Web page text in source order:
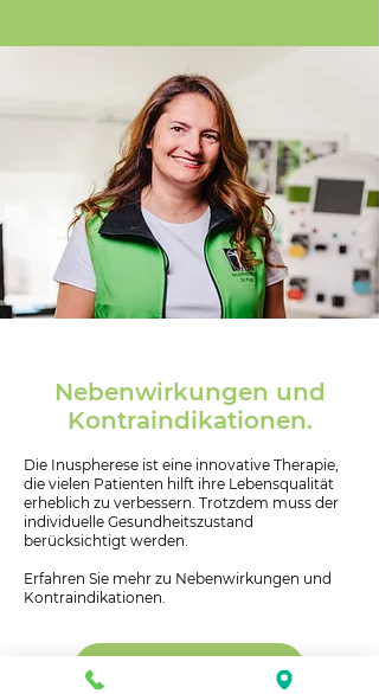
Nebenwirkungen und
Kontraindikationen.
Die Inuspherese ist eine innovative Therapie,
die vielen Patienten hilft ihre Lebensqualität
erheblich zu verbessern. Trotzdem muss der
individuelle Gesundheitszustand
berücksichtigt werden.
Erfahren Sie mehr zu Nebenwirkungen und
Kontraindikationen.